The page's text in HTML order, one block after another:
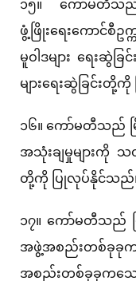
၁၅။ ကော်မတီသည်
ဖွံ့ဖြိုးရေးကောင်စီ
မူဝါဒများ ရေးဆွဲခ
များရေးဆွဲခြင်း
၁၆။ ကော်မတီသည်
အသုံးချမှုများကို သတ်
တို့ကို ပြုလုပ်နိုင်သည်
၁၇။ ကော်မတီသည်
အဖွဲ့အစည်းတစ်ခုခုက
အစည်းတစ်ခုခုကသော်